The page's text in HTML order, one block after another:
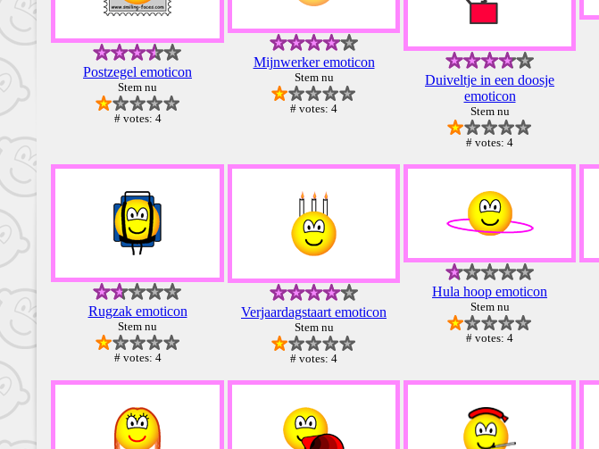
Postzegel emoticon
Stem nu
# votes: 4
Mijnwerker emoticon
Stem nu
# votes: 4
Duiveltje in een doosje
emoticon
Stem nu
# votes: 4
Rugzak emoticon
Stem nu
# votes: 4
Verjaardagstaart emoticon
Stem nu
# votes: 4
Hula hoop emoticon
Stem nu
# votes: 4